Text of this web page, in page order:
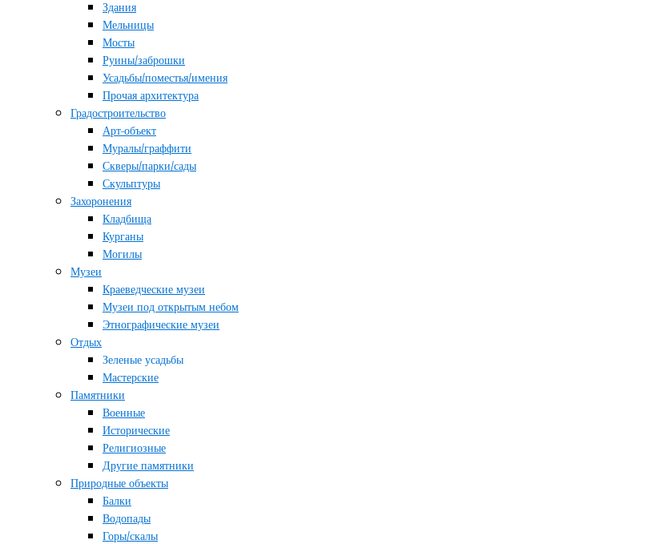
Здания
Мельницы
Мосты
Руины/заброшки
Усадьбы/поместья/имения
Прочая архитектура
Градостроительство
Арт-объект
Муралы/граффити
Скверы/парки/сады
Скульптуры
Захоронения
Кладбища
Курганы
Могилы
Музеи
Краеведческие музеи
Музеи под открытым небом
Этнографические музеи
Отдых
Зеленые усадьбы
Мастерские
Памятники
Военные
Исторические
Религиозные
Другие памятники
Природные объекты
Балки
Водопады
Горы/скалы